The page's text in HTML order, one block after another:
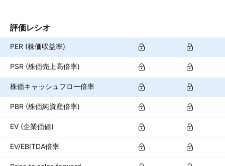
評価レシオ
PER (株価収益率)
PSR (株価売上高倍率)
株価キャッシュフロー倍率
PBR (株価純資産倍率)
EV (企業価値)
EV/EBITDA倍率